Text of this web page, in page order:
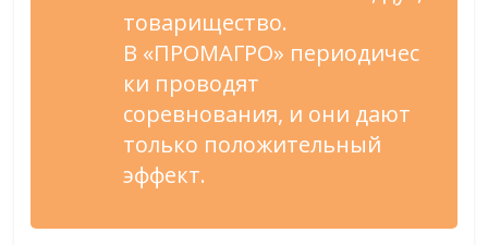
товарищество.
В «ПРОМАГРО» периодичес
ки проводят
соревнования, и они дают
только положительный
эффект.